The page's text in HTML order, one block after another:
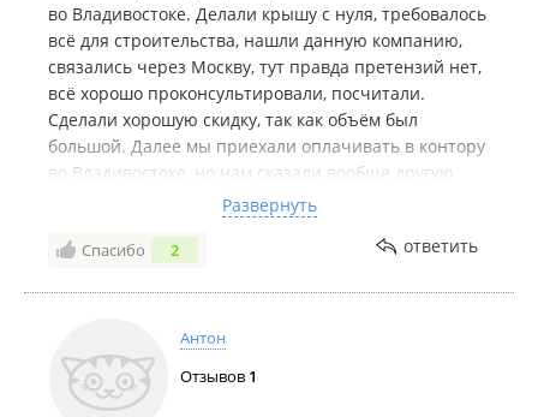
во Владивостоке. Делали крышу с нуля, требовалось
всё для строительства, нашли данную компанию,
связались через Москву, тут правда претензий нет,
всё хорошо проконсультировали, посчитали.
Сделали хорошую скидку, так как объём был
большой. Далее мы приехали оплачивать в контору
во Владивостоке, но нам сказали вообще другую
сумму, скидку делать или не хотели, или
промолчали...Сразу мы не поняли, потому что
добирали ещё материал, а когда вышли начали
Москвы и скидку. На что нам сказали, ой не увидела
сразу, хотя всё сразу обговаривалось. На что
надеялись не знаю. Но разница была приличная
примерно в 40000.
Развернуть
Спасибо 2 ответить
Антон
Отзывов 1